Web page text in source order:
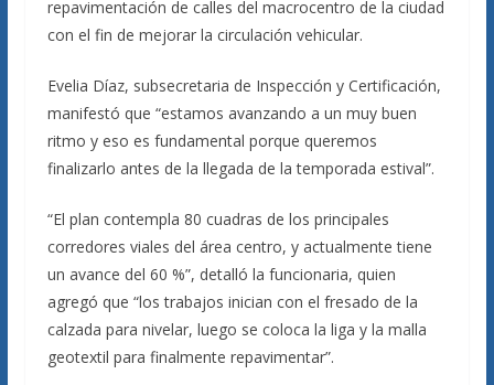
repavimentación de calles del macrocentro de la ciudad
con el fin de mejorar la circulación vehicular.
Evelia Díaz, subsecretaria de Inspección y Certificación,
manifestó que “estamos avanzando a un muy buen
ritmo y eso es fundamental porque queremos
finalizarlo antes de la llegada de la temporada estival”.
“El plan contempla 80 cuadras de los principales
corredores viales del área centro, y actualmente tiene
un avance del 60 %”, detalló la funcionaria, quien
agregó que “los trabajos inician con el fresado de la
calzada para nivelar, luego se coloca la liga y la malla
geotextil para finalmente repavimentar”.